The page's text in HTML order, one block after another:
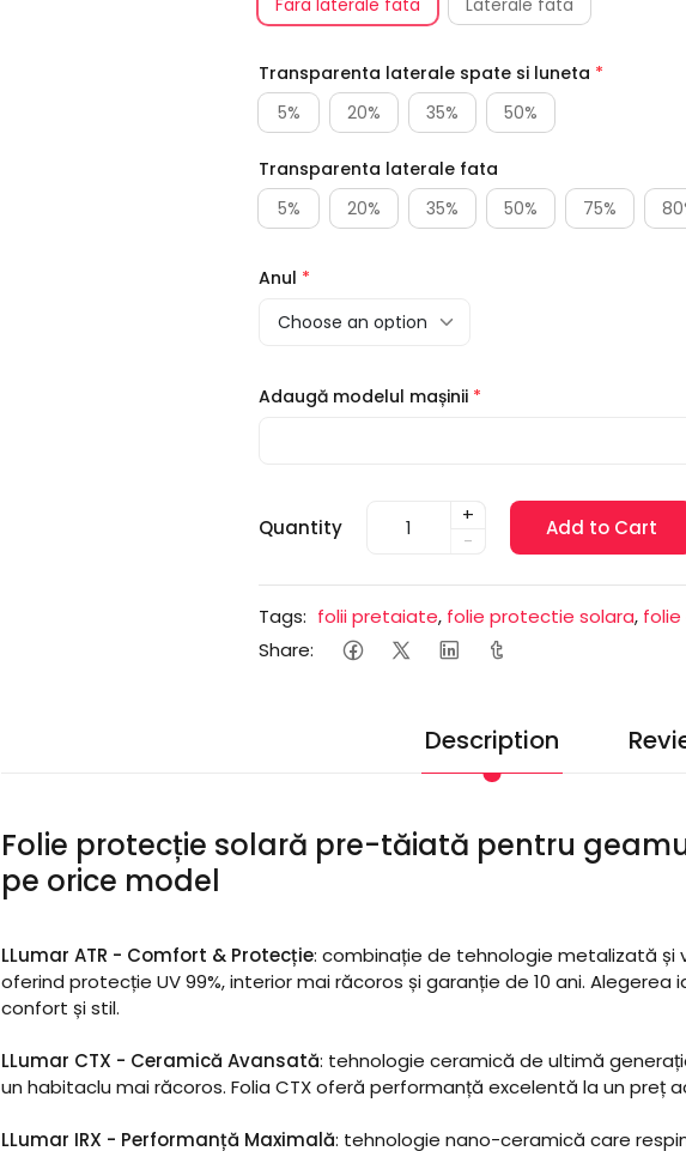
Fara laterale fata Laterale fata
Transparenta laterale spate si luneta *
5%
20% 35% 50%
Transparenta laterale fata
5%
20% 35% 50% 75%
Anul *
Adaugă modelul mașinii *
Quantity
+
-
Add to Cart
Tags: folii pretaiate, folie protectie solara,
Share:
Description
Folie protecție solară pre-tăiată pentru
pe orice model
LLumar ATR - Comfort & Protecție: combinație de tehnologie metalizată și
oferind protecție UV 99%, interior mai răcoros și garanție de 10 ani.
confort și stil.
LLumar CTX - Ceramică Avansată: tehnologie ceramică de ultimă
un habitaclu mai răcoros. Folia CTX oferă performanță excelentă la un preț
LLumar IRX - Performanță Maximală: tehnologie nano-ceramică care